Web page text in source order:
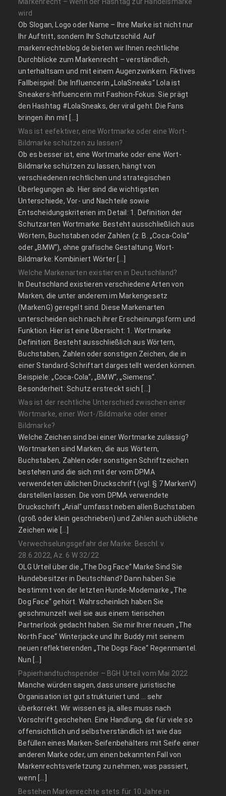
wird
Ob Slogan, Logo oder Name – Ihre Marke ist nicht nur
Ihr Auftritt, sondern Ihr Schutzschild. Auf
markenrechteblog.de bieten wir Ihnen rechtliche
Durchblicke zum Markenrecht – verständlich,
unterhaltsam und mit einem Augenzwinkern. Fiktives
Fallbeispiel: Die Influencerin „LolaSneaks“ Lola ist
Sneakers-Influencerin mit Fashion-Fokus. Sie prägt
den Hashtag #LolaSneaks, der viral geht. Die Fans
bringen ihn mit […]
Was ist eefektiver, eine Wortmarke oder eine Wort-
Bildmarke schützen zu lassen?
Ob es besser ist, eine Wortmarke oder eine Wort-
Bildmarke schützen zu lassen, hängt von
verschiedenen rechtlichen und strategischen
Überlegungen ab. Hier sind die wichtigsten
Unterschiede, Vor- und Nachteile sowie
Entscheidungskriterien im Detail: 1. Definition der
Schutzarten Wortmarke: Besteht ausschließlich aus
Wörtern, Buchstaben oder Zahlen (z. B. „Coca-Cola“
oder „BMW“), ohne grafische Gestaltung. Wort-
Bildmarke: Kombiniert Wörter […]
Welche Markenarten existieren in Deutschland?
In Deutschland existieren verschiedene Arten von
Marken, die unter anderem im Markengesetz
(MarkenG) geregelt sind. Diese Markenarten
unterscheiden sich nach ihrer Erscheinungsform und
Funktion. Hier ist eine Übersicht: 1. Wortmarke
Definition: Besteht ausschließlich aus Wörtern,
Buchstaben, Zahlen oder sonstigen Zeichen, die in
einer Standard-Schriftart dargestellt werden können.
Beispiele: „Coca-Cola“, „BMW“, „Siemens“.
Besonderheit: Schutz erstreckt sich […]
Was ist der rechtliche Unterschied zwischen einer
Wortmarke, einer Wort-/Bildmarke oder einer
Bildmarke?
Welche Zeichen sind bei einer Wortmarke zulässig?
Wortmarken sind Marken, die aus Wörtern,
Buchstaben, Zahlen oder sonstigen Schriftzeichen
bestehen und die sich mit der vom DPMA
verwendeten üblichen Druckschrift (vgl. § 7 MarkenV)
darstellen lassen. Die vom DPMA verwendete
Druckschrift „Arial“ umfasst neben allen Buchstaben
(groß oder klein geschrieben) und Zahlen auch übliche
Zeichen wie […]
Verwechselungsgefahr der Marke: Beschl. v.
28.6.2022, Az. 6 W 32/22
OLG Urteil über die „The Dog Face“ Marke Sind Sie
Hundebesitzer in Deutschland? Dann haben Sie
bestimmt von der letzten Hunde-Modemarke „The
Dog Face“ gehört. Wahrscheinlich haben Sie
geschmunzelt weil sie aus einem tierischen
Partnerlook gedacht haben. Sie mir Ihrer neuen „The
North Face“ Winterjacke und Ihr Buddy mit seinem
neuen reflektierenden „The Dogs Face“ Regenmantel.
Nun […]
Papierhandtuchspender – BGH Urteil vom Mai 2022
Manche würden sagen, dass unsere juristische
Organisation ist gut strukturiert und … sehr
überkorrekt. Wir wissen es ja, alles muss nach
Vorschrift geschehen. Eine Handlung, die für viele so
offensichtlich und selbstverständlich ist wie das
Befüllen eines Marken-Seifenbehälters mit Seife einer
anderen Marke oder, um einen bekannten Fall von
Markenrechtsverletzung zu nehmen, was passiert,
wenn […]
Bestehen Markenrechte stets für 10 Jahre in